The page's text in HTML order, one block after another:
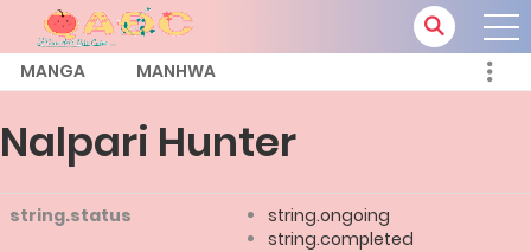
MANGA MANHWA
Nalpari Hunter
string.status
string.ongoing
string.completed